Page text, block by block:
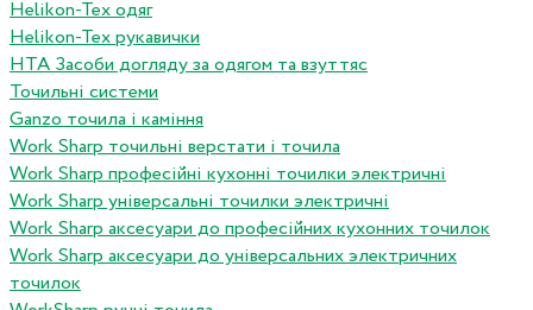
Helikon-Tex одяг
Helikon-Tex рукавички
HTA Засоби догляду за одягом та взуттяс
Точильні системи
Ganzo точила і каміння
Work Sharp точильні верстати і точила
Work Sharp професiйнi кухоннi точилки электричнi
Work Sharp унiверсальнi точилки электричнi
Work Sharp аксесуари до професiйних кухонних точилок
Work Sharp аксесуари до унiверсальних электричних
точилок